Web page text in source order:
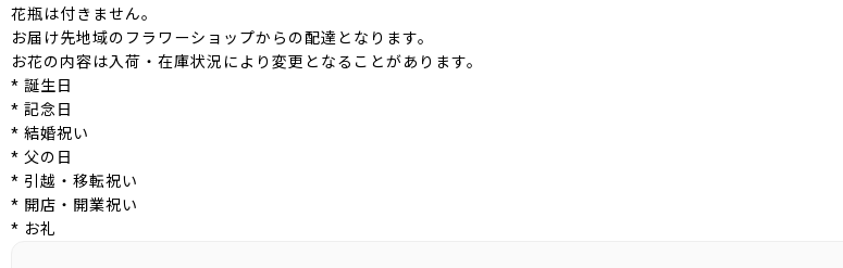
花瓶は付きません。
お届け先地域のフラワーショップからの配達となります。
お花の内容は入荷・在庫状況により変更となることがあります。
* 誕生日
* 記念日
* 結婚祝い
* 父の日
* 引越・移転祝い
* 開店・開業祝い
* お礼